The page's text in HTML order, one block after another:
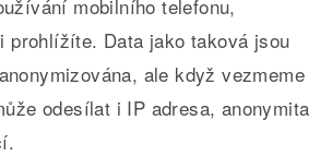
mobilního telefonu,
prohlížíte. Data jako taková jsou
ale když vezmeme
odesílat i IP adresa, anonymita